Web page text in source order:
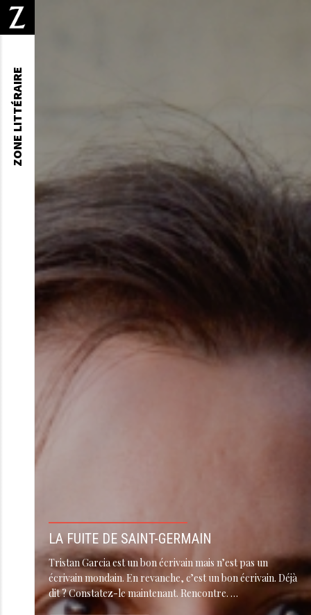
LA FUITE DE SAINT-GERMAIN
Tristan Garcia est un bon écrivain mais n’est pas un
écrivain mondain. En revanche, c’est un bon écrivain. Déjà
dit ? Constatez-le maintenant. Rencontre. …
ZONE LITTÉRAIRE